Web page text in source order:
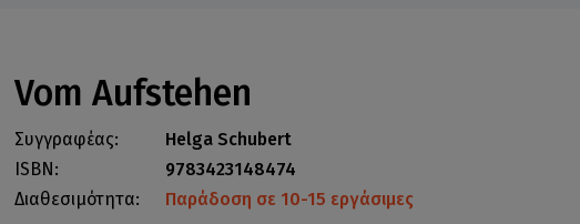
Vom Aufstehen
Συγγραφέας:
Helga Schubert
ISBN:
9783423148474
Διαθεσιμότητα:
Παράδοση σε 10-15 εργάσιμες